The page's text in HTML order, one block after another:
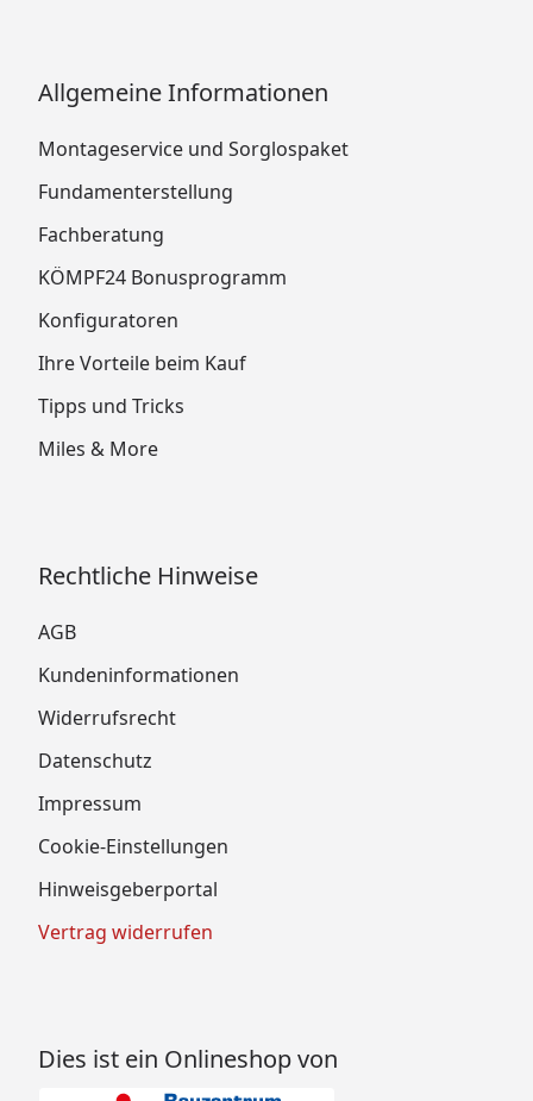
Allgemeine Informationen
Montageservice und Sorglospaket
Fundamenterstellung
Fachberatung
KÖMPF24 Bonusprogramm
Konfiguratoren
Ihre Vorteile beim Kauf
Tipps und Tricks
Miles & More
Rechtliche Hinweise
AGB
Kundeninformationen
Widerrufsrecht
Datenschutz
Impressum
Cookie-Einstellungen
Hinweisgeberportal
Vertrag widerrufen
Dies ist ein Onlineshop von